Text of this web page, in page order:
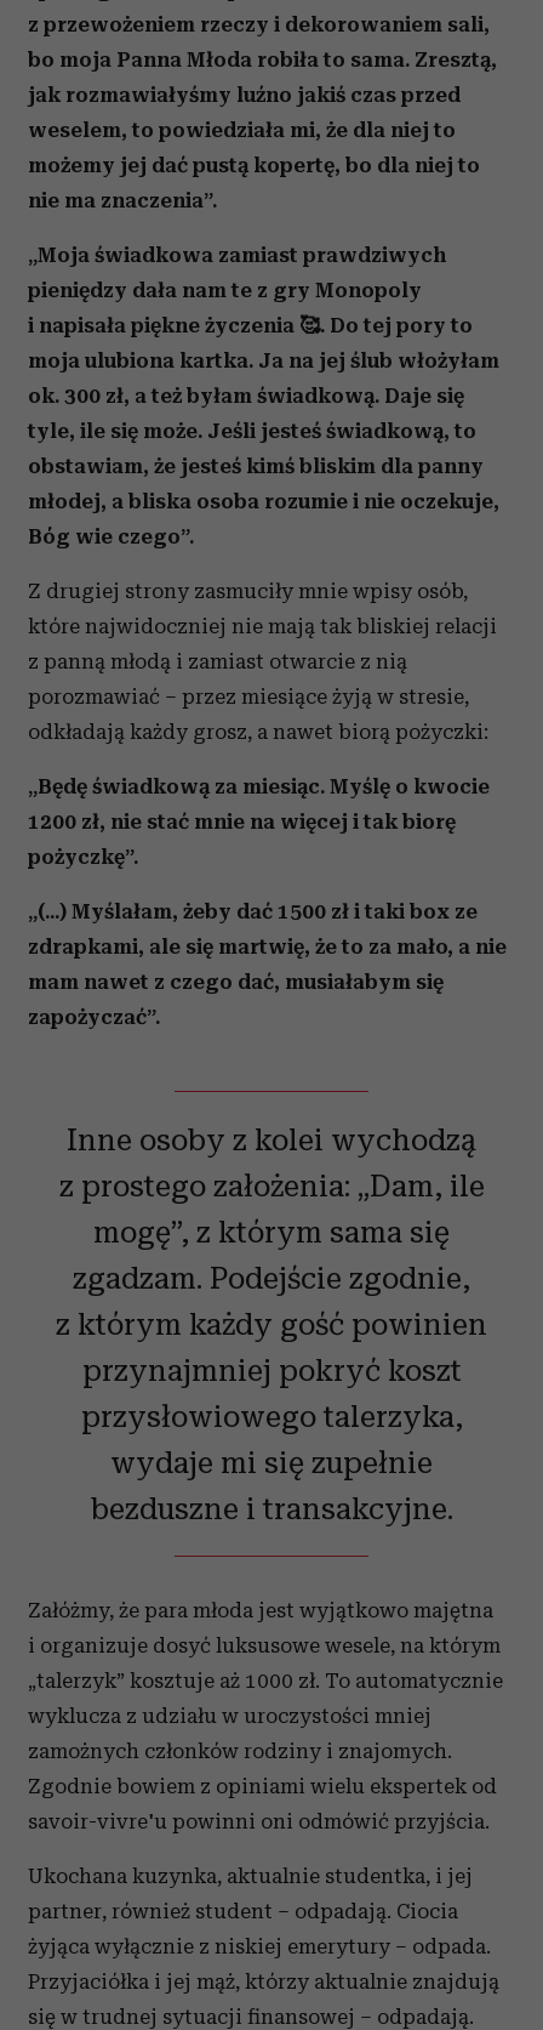
Partnerzy mogą połączyć te informacje z innymi danymi
otrzymanymi od Ciebie lub uzyskanymi podczas
korzystania z ich usług.
z przewożeniem rzeczy i dekorowaniem sali,
bo moja Panna Młoda robiła to sama. Zresztą,
jak rozmawiałyśmy luźno jakiś czas przed
weselem, to powiedziała mi, że dla niej to
możemy jej dać pustą kopertę, bo dla niej to
nie ma znaczenia”.
„Moja świadkowa zamiast prawdziwych
pieniędzy dała nam te z gry Monopoly
i napisała piękne życzenia 🥰. Do tej pory to
moja ulubiona kartka. Ja na jej ślub włożyłam
ok. 300 zł, a też byłam świadkową. Daje się
tyle, ile się może. Jeśli jesteś świadkową, to
obstawiam, że jesteś kimś bliskim dla panny
młodej, a bliska osoba rozumie i nie oczekuje,
Bóg wie czego”.
Z drugiej strony zasmuciły mnie wpisy osób,
które najwidoczniej nie mają tak bliskiej relacji
z panną młodą i zamiast otwarcie z nią
porozmawiać – przez miesiące żyją w stresie,
odkładają każdy grosz, a nawet biorą pożyczki:
„Będę świadkową za miesiąc. Myślę o kwocie
1200 zł, nie stać mnie na więcej i tak biorę
pożyczkę”.
„(...) Myślałam, żeby dać 1500 zł i taki box ze
zdrapkami, ale się martwię, że to za mało, a nie
mam nawet z czego dać, musiałabym się
zapożyczać”.
Inne osoby z kolei wychodzą
z prostego założenia: „Dam, ile
mogę”, z którym sama się
zgadzam. Podejście zgodnie,
z którym każdy gość powinien
przynajmniej pokryć koszt
przysłowiowego talerzyka,
wydaje mi się zupełnie
bezduszne i transakcyjne.
Załóżmy, że para młoda jest wyjątkowo majętna
i organizuje dosyć luksusowe wesele, na którym
„talerzyk” kosztuje aż 1000 zł. To automatycznie
wyklucza z udziału w uroczystości mniej
zamożnych członków rodziny i znajomych.
Zgodnie bowiem z opiniami wielu ekspertek od
savoir-vivre'u powinni oni odmówić przyjścia.
Ukochana kuzynka, aktualnie studentka, i jej
partner, również student – odpadają. Ciocia
żyjąca wyłącznie z niskiej emerytury – odpada.
Przyjaciółka i jej mąż, którzy aktualnie znajdują
się w trudnej sytuacji finansowej – odpadają.